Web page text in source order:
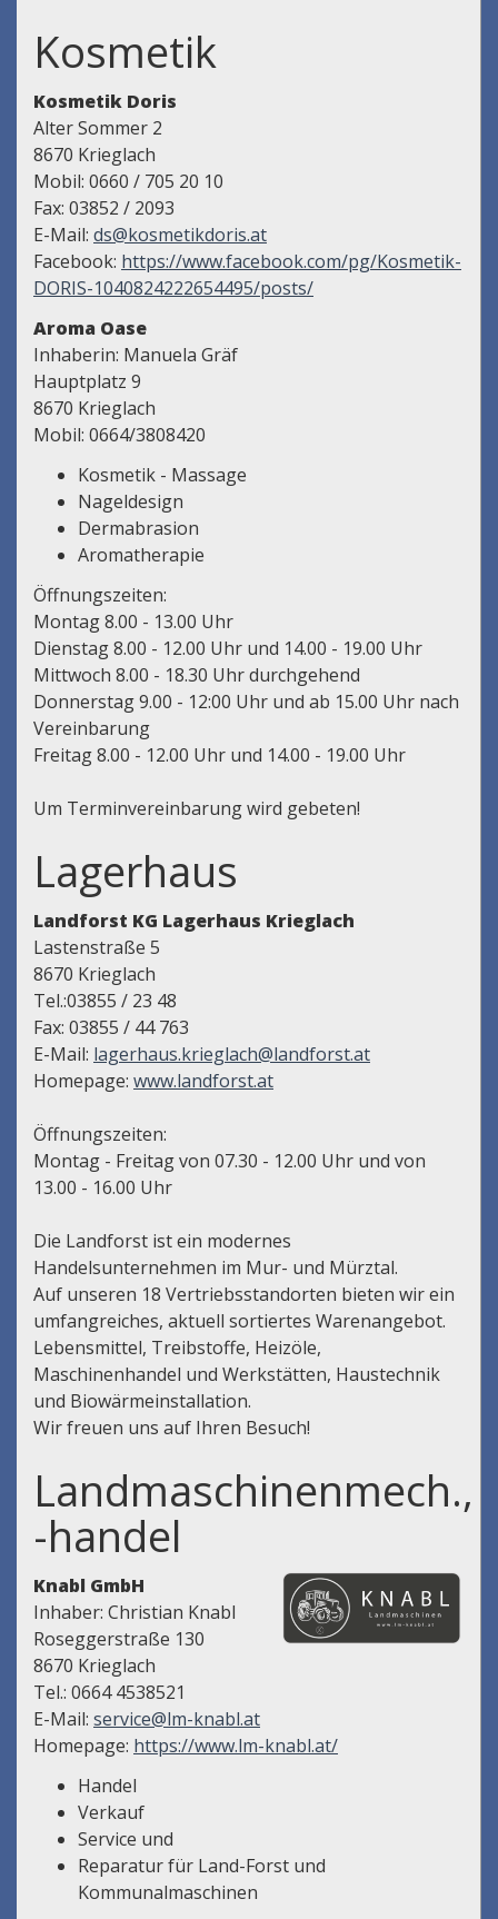
Kosmetik
Kosmetik Doris
Alter Sommer 2
8670 Krieglach
Mobil: 0660 / 705 20 10
Fax: 03852 / 2093
E-Mail: ds@kosmetikdoris.at
Facebook: https://www.facebook.com/pg/Kosmetik-
DORIS-1040824222654495/posts/
Aroma Oase
Inhaberin: Manuela Gräf
Hauptplatz 9
8670 Krieglach
Mobil: 0664/3808420
Kosmetik - Massage
Nageldesign
Dermabrasion
Aromatherapie
Öffnungszeiten:
Montag 8.00 - 13.00 Uhr
Dienstag 8.00 - 12.00 Uhr und 14.00 - 19.00 Uhr
Mittwoch 8.00 - 18.30 Uhr durchgehend
Donnerstag 9.00 - 12:00 Uhr und ab 15.00 Uhr nach
Vereinbarung
Freitag 8.00 - 12.00 Uhr und 14.00 - 19.00 Uhr
Um Terminvereinbarung wird gebeten!
Lagerhaus
Landforst KG Lagerhaus Krieglach
Lastenstraße 5
8670 Krieglach
Tel.:03855 / 23 48
Fax: 03855 / 44 763
E-Mail: lagerhaus.krieglach@landforst.at
Homepage: www.landforst.at
Öffnungszeiten:
Montag - Freitag von 07.30 - 12.00 Uhr und von
13.00 - 16.00 Uhr
Die Landforst ist ein modernes
Handelsunternehmen im Mur- und Mürztal.
Auf unseren 18 Vertriebsstandorten bieten wir ein
umfangreiches, aktuell sortiertes Warenangebot.
Lebensmittel, Treibstoffe, Heizöle,
Maschinenhandel und Werkstätten, Haustechnik
und Biowärmeinstallation.
Wir freuen uns auf Ihren Besuch!
Landmaschinenmech.,
-handel
Knabl GmbH
Inhaber: Christian Knabl
Roseggerstraße 130
8670 Krieglach
Tel.: 0664 4538521
E-Mail: service@lm-knabl.at
Homepage: https://www.lm-knabl.at/
Handel
Verkauf
Service und
Reparatur für Land-Forst und
Kommunalmaschinen